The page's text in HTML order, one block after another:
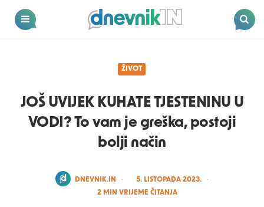
Dnevnik.in
ŽIVOT
JOŠ UVIJEK KUHATE TJESTENINU U
VODI? To vam je greška, postoji
bolji način
POSTED
DNEVNIK.IN
5. LISTOPADA 2023.
2 MIN VRIJEME ČITANJA